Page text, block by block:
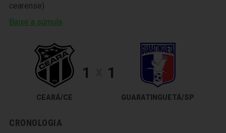
cearense)
Baixe a súmula
CEARÁ/CE
1 1
GUARATINGUETÁ/SP
CRONOLOGIA